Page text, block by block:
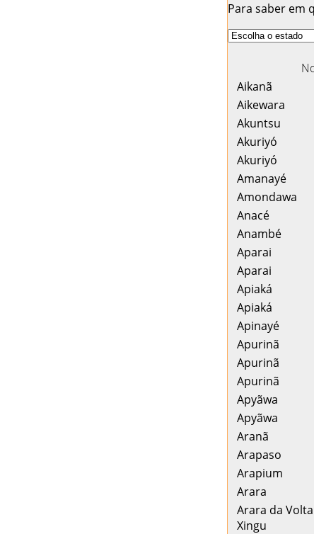
Para saber em
Aikanã
Aikewara
Akuntsu
Akuriyó
Akuriyó
Amanayé
Amondawa
Anacé
Anambé
Aparai
Aparai
Apiaká
Apiaká
Apinayé
Apurinã
Apurinã
Apurinã
Apyãwa
Apyãwa
Aranã
Arapaso
Arapium
Arara
Arara da
Xingu